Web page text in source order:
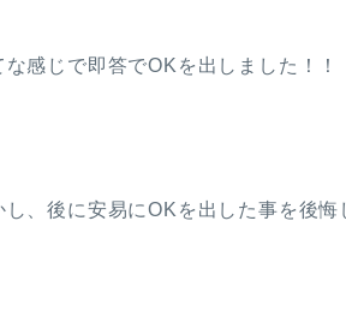
な感じで即答でOKを出しました！！
し、後に安易にOKを出した事を後悔